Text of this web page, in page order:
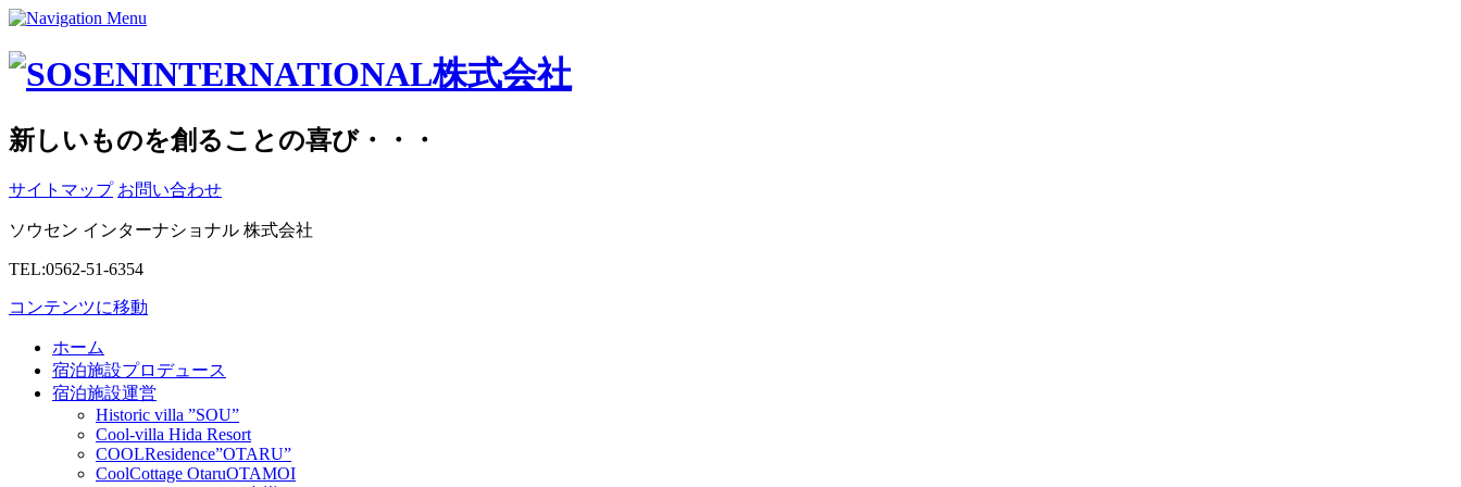
新しいものを創ることの喜び・・・
サイトマップ お問い合わせ
ソウセン インターナショナル 株式会社
TEL:0562-51-6354
コンテンツに移動
ホーム
宿泊施設プロデュース
宿泊施設運営
Historic villa ”SOU”
Cool-villa Hida Resort
COOLResidence”OTARU”
CoolCottage OtaruOTAMOI